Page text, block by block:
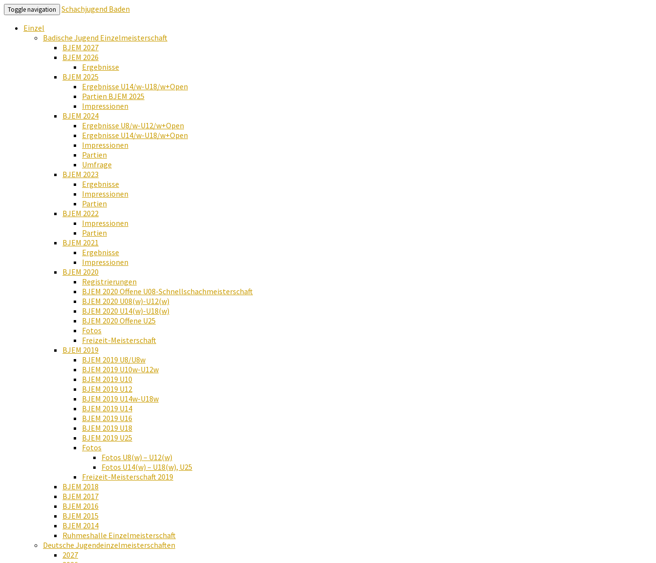
Toggle navigation
Schachjugend Baden
Einzel
Badische Jugend Einzelmeisterschaft
BJEM 2027
BJEM 2026
Ergebnisse
BJEM 2025
Ergebnisse U14/w-U18/w+Open
Partien BJEM 2025
Impressionen
BJEM 2024
Ergebnisse U8/w-U12/w+Open
Ergebnisse U14/w-U18/w+Open
Impressionen
Partien
Umfrage
BJEM 2023
Ergebnisse
Impressionen
Partien
BJEM 2022
Impressionen
Partien
BJEM 2021
Ergebnisse
Impressionen
BJEM 2020
Registrierungen
BJEM 2020 Offene U08-Schnellschachmeisterschaft
BJEM 2020 U08(w)-U12(w)
BJEM 2020 U14(w)-U18(w)
BJEM 2020 Offene U25
Fotos
Freizeit-Meisterschaft
BJEM 2019
BJEM 2019 U8/U8w
BJEM 2019 U10w-U12w
BJEM 2019 U10
BJEM 2019 U12
BJEM 2019 U14w-U18w
BJEM 2019 U14
BJEM 2019 U16
BJEM 2019 U18
BJEM 2019 U25
Fotos
Fotos U8(w) – U12(w)
Fotos U14(w) – U18(w), U25
Freizeit-Meisterschaft 2019
BJEM 2018
BJEM 2017
BJEM 2016
BJEM 2015
BJEM 2014
Ruhmeshalle Einzelmeisterschaft
Deutsche Jugendeinzelmeisterschaften
2027